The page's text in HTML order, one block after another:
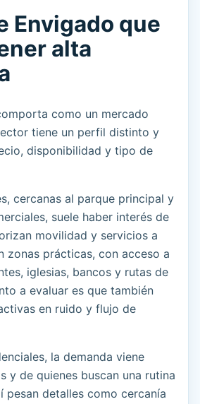
Envigado que
alta
como un mercado
tiene un perfil distinto y
disponibilidad y tipo de
cercanas al parque principal y
suele haber interés de
movilidad y servicios a
zonas prácticas, con acceso a
iglesias, bancos y rutas de
a evaluar es que también
en ruido y flujo de
la demanda viene
y de quienes buscan una rutina
pesan detalles como cercanía